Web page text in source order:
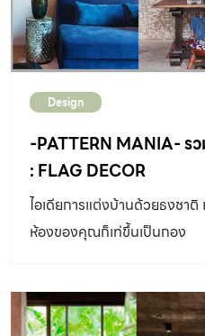
Design
-PATTERN MANIA- ร
: FLAG DECOR
ไอเดียการแต่งบ้านด้วยธงชาติ
ห้องของคุณก็เท่ขึ้นเป็นกอง